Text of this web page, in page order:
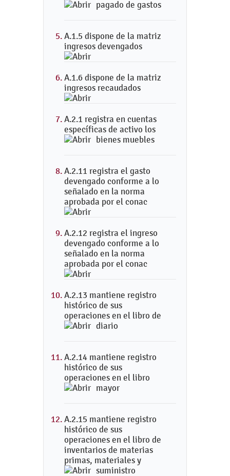
pagado de gastos
A.1.5 dispone de la matriz
ingresos devengados
A.1.6 dispone de la matriz
ingresos recaudados
A.2.1 registra en cuentas
específicas de activo los
bienes muebles
A.2.11 registra el gasto
devengado conforme a lo
señalado en la norma
aprobada por el conac
A.2.12 registra el ingreso
devengado conforme a lo
señalado en la norma
aprobada por el conac
A.2.13 mantiene registro
histórico de sus
operaciones en el libro de
diario
A.2.14 mantiene registro
histórico de sus
operaciones en el libro
mayor
A.2.15 mantiene registro
histórico de sus
operaciones en el libro de
inventarios de materias
primas, materiales y
suministro